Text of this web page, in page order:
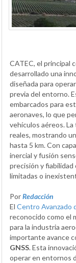
CATEC, el principal
desarrollado una
diseñada para
previa del entorno.
embarcados para
aeronaves, lo que
vehículos aéreos.
reales, mostrando
hasta 5 km. Con
inercial y fusión
precisión y fiabilidad
limitadas o
PorRedacción
El Centro Avanzado
reconocido como el
para la industria
importante avance
GNSS. Esta
operar en entornos